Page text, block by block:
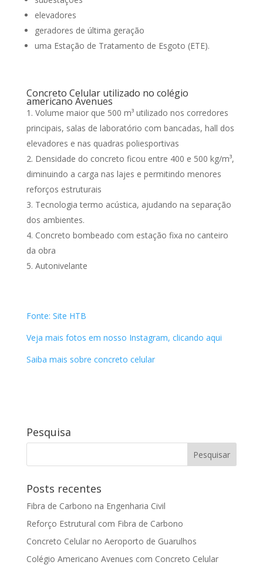
elevadores
geradores de última geração
uma Estação de Tratamento de Esgoto (ETE).
Concreto Celular utilizado no colégio
americano Avenues
Volume maior que 500 m³ utilizado nos corredores
principais, salas de laboratório com bancadas, hall dos
elevadores e nas quadras poliesportivas
Densidade do concreto ficou entre 400 e 500 kg/m³,
diminuindo a carga nas lajes e permitindo menores
reforços estruturais
Tecnologia termo acústica, ajudando na separação
dos ambientes.
Concreto bombeado com estação fixa no canteiro
da obra
Autonivelante
Fonte: Site HTB
Veja mais fotos em nosso Instagram, clicando aqui
Saiba mais sobre concreto celular
Pesquisa
Posts recentes
Fibra de Carbono na Engenharia Civil
Reforço Estrutural com Fibra de Carbono
Concreto Celular no Aeroporto de Guarulhos
Colégio Americano Avenues com Concreto Celular